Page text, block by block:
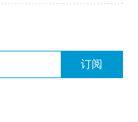
订阅